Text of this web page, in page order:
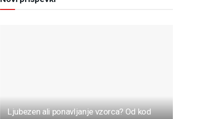
Ljubezen ali ponavljanje vzorca? Od kod